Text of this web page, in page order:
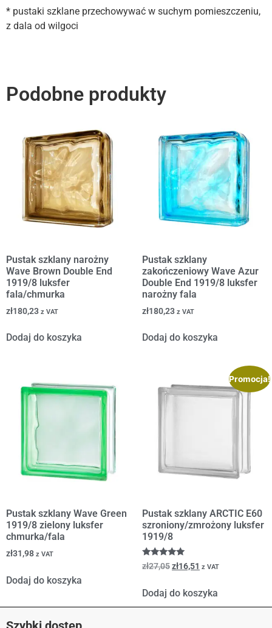
* pustaki szklane przechowywać w suchym pomieszczeniu,
z dala od wilgoci
Podobne produkty
Pustak szklany narożny
Wave Brown Double End
1919/8 luksfer
fala/chmurka
zł180,23 z VAT
Dodaj do koszyka
Pustak szklany
zakończeniowy Wave Azur
Double End 1919/8 luksfer
narożny fala
zł180,23 z VAT
Dodaj do koszyka
Pustak szklany Wave Green
1919/8 zielony luksfer
chmurka/fala
zł31,98 z VAT
Dodaj do koszyka
Promocja!
Pustak szklany ARCTIC E60
szroniony/zmrożony luksfer
1919/8
Oceniono
5.00
zł27,05zł16,51 z VAT
Dodaj do koszyka